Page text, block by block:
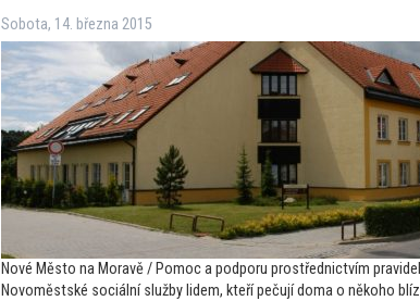
Sobota, 14. března 2015
Nové Město na Moravě / Pomoc a podporu prostřednictvím
Novoměstské sociální služby lidem, kteří pečují doma o někoho